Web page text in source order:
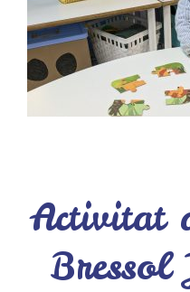
Activitat
Bressol